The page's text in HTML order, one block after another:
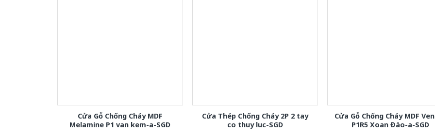
Cửa Gỗ Chống Cháy MDF
Melamine P1 van kem-a-SGD
Cửa Thép Chống Cháy 2P 2 tay
co thuy luc-SGD
Cửa Gỗ Chống Cháy MDF
P1R5 Xoan Đào-a-SGD